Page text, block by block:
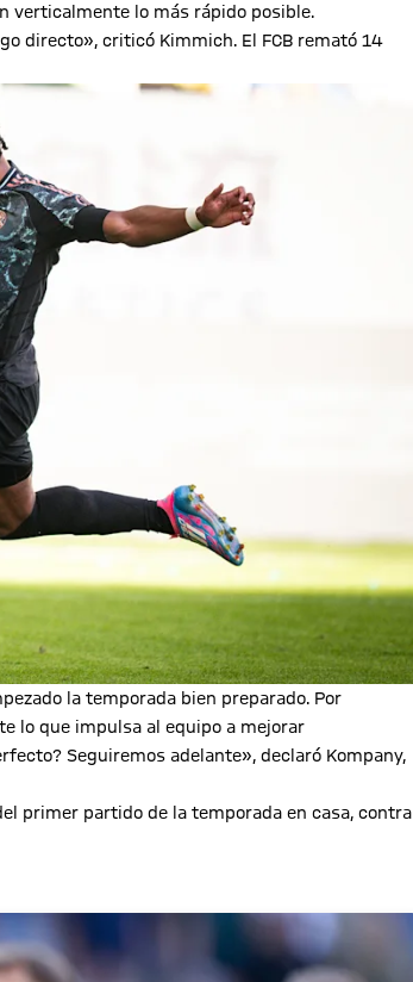
verticalmente lo más rápido posible.
directo», criticó Kimmich. El FCB remató 14
la temporada bien preparado. Por
lo que impulsa al equipo a mejorar
Seguiremos adelante», declaró Kompany,
primer partido de la temporada en casa, contra